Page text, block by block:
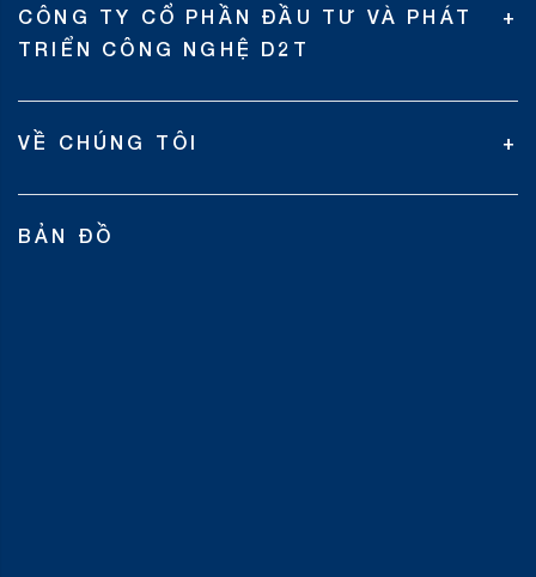
CÔNG TY CỔ PHẦN ĐẦU TƯ VÀ PHÁT
TRIỂN CÔNG NGHỆ D2T
VỀ CHÚNG TÔI
BẢN ĐỒ